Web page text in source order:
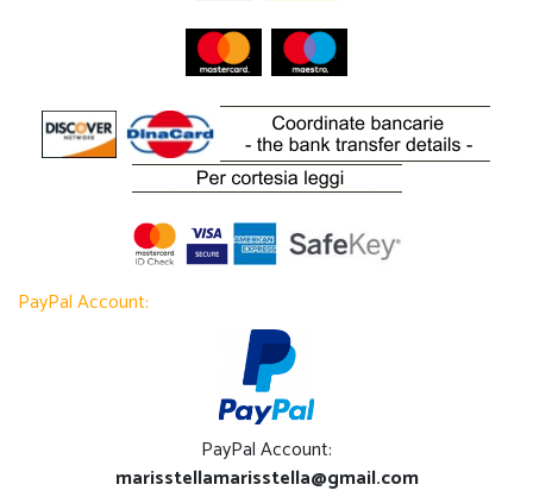
PayPal Account:
PayPal Account:
marisstellamarisstella@gmail.com